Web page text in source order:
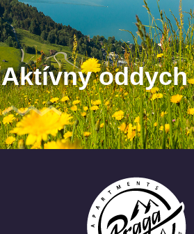
Aktívny oddych